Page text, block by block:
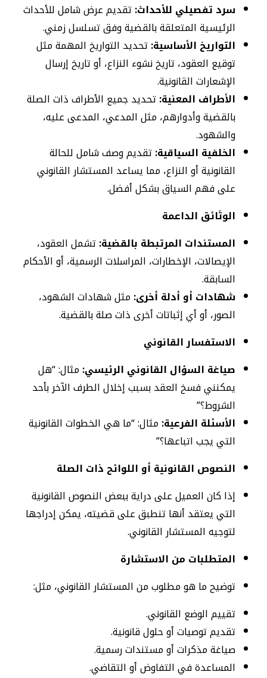
سرد تفصيلي للأحداث: تقديم عرض شامل للأحداث
الرئيسية المتعلقة بالقضية وفق تسلسل زمني.
التواريخ الأساسية: تحديد التواريخ المهمة مثل
توقيع العقود، تاريخ نشوء النزاع، أو تاريخ إرسال
الإشعارات القانونية.
الأطراف المعنية: تحديد جميع الأطراف ذات الصلة
بالقضية وأدوارهم، مثل المدعي، المدعى عليه،
والشهود.
الخلفية السياقية: تقديم وصف شامل للحالة
القانونية أو النزاع، مما يساعد المستشار القانوني
على فهم السياق بشكل أفضل.
الوثائق الداعمة
المستندات المرتبطة بالقضية: تشمل العقود،
الإيصالات، الإخطارات، المراسلات الرسمية، أو الأحكام
السابقة.
شهادات أو أدلة أخرى: مثل شهادات الشهود،
الصور، أو أي إثباتات أخرى ذات صلة بالقضية.
الاستفسار القانوني
صياغة السؤال القانوني الرئيسي: مثال: “هل
يمكنني فسخ العقد بسبب إخلال الطرف الآخر بأحد
الشروط؟”
الأسئلة الفرعية: مثال: “ما هي الخطوات القانونية
التي يجب اتباعها؟”
النصوص القانونية أو اللوائح ذات الصلة
إذا كان العميل على دراية ببعض النصوص القانونية
التي يعتقد أنها تنطبق على قضيته، يمكن إدراجها
لتوجيه المستشار القانوني.
المتطلبات من الاستشارة
توضيح ما هو مطلوب من المستشار القانوني، مثل:
تقييم الوضع القانوني.
تقديم توصيات أو حلول قانونية.
صياغة مذكرات أو مستندات رسمية.
المساعدة في التفاوض أو التقاضي.